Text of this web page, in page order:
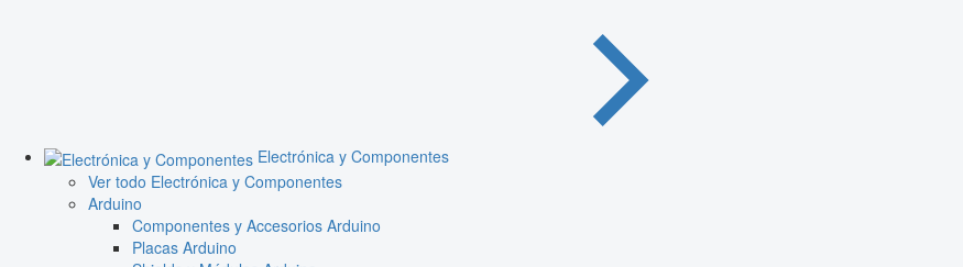
Electrónica y Componentes
Ver todo Electrónica y Componentes
Arduino
Componentes y Accesorios Arduino
Placas Arduino